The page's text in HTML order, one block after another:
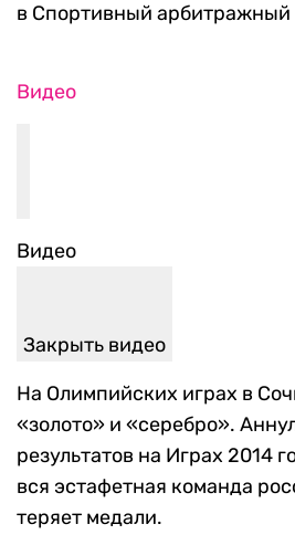
в Спортивный арбитражный
Видео
Видео
Закрыть видео
На Олимпийских играх в
«золото» и «серебро».
результатов на Играх 2014
вся эстафетная команда
теряет медали.